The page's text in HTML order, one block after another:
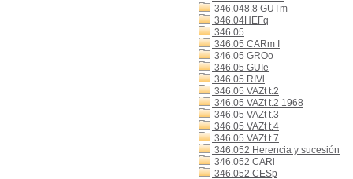
346.048.8 GUTm
346.04HEFq
346.05
346.05 CARm I
346.05 GROo
346.05 GUIe
346.05 RIVl
346.05 VAZt t.2
346.05 VAZt t.2 1968
346.05 VAZt t.3
346.05 VAZt t.4
346.05 VAZt t.7
346.052 Herencia y sucesión
346.052 CARl
346.052 CESp